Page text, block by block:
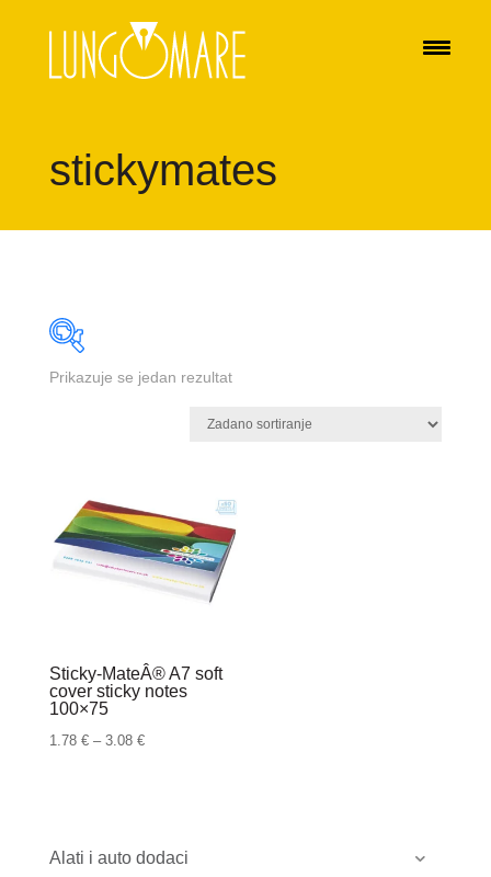
stickymates
Alati i auto dodaci
Prikazuje se jedan rezultat
Sticky-MateÂ® A7 soft
cover sticky notes
100×75
1.78 € – 3.08 €Raspon
do